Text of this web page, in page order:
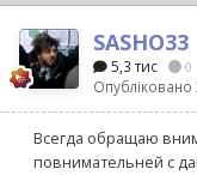
SASHO33
5,3 тис 0
Опубліковано
Всегда обращаю
повнимательней с